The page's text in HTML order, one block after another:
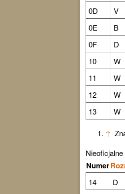
0D
V
0E
B
0F D
10
W
11
W
12
W
13
W
↑
Numer
14 D